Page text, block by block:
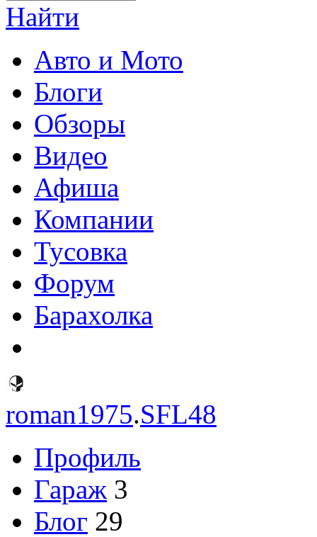
Найти
Авто и Мото
Блоги
Обзоры
Видео
Афиша
Компании
Тусовка
Форум
Барахолка
roman1975.SFL48
Профиль
Гараж 3
Блог 29